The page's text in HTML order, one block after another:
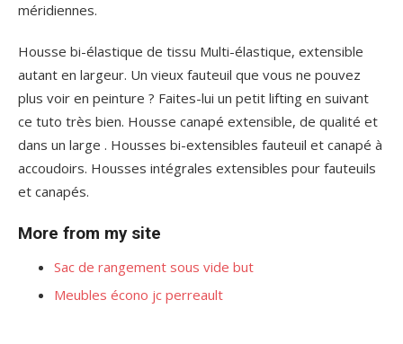
méridiennes.
Housse bi-élastique de tissu Multi-élastique, extensible
autant en largeur. Un vieux fauteuil que vous ne pouvez
plus voir en peinture ? Faites-lui un petit lifting en suivant
ce tuto très bien. Housse canapé extensible, de qualité et
dans un large . Housses bi-extensibles fauteuil et canapé à
accoudoirs. Housses intégrales extensibles pour fauteuils
et canapés.
More from my site
Sac de rangement sous vide but
Meubles écono jc perreault